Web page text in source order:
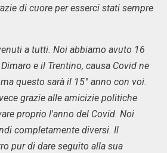
di cuore per esserci stati sempre
a tutti. Noi abbiamo avuto 16
e il Trentino, causa Covid ne
questo sarà il 15° anno con voi.
grazie alle amicizie politiche
proprio l'anno del Covid. Noi
completamente diversi. Il
pur di dare seguito alla sua